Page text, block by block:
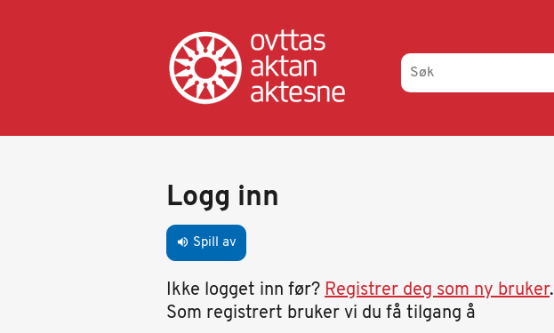
tabs
Logg inn
volume_up Spill av
Ikke logget inn før?Registrer deg som ny bruker.
Som registrert bruker vi du få tilgang å